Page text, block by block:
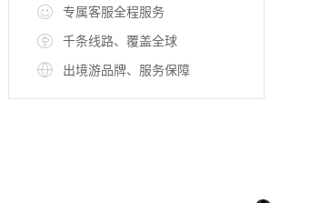
专属客服全程服务
千条线路、覆盖全球
出境游品牌、服务保障